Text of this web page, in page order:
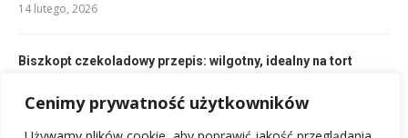
Cenimy prywatność użytkowników
14 lutego, 2026
Biszkopt czekoladowy przepis: wilgotny, idealny na tort
Sos jogurtowy przepis: Szybki, prosty i idealny do